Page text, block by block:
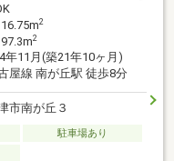
2
2
年11月(築21年10ヶ月)
屋線 南が丘駅 徒歩8分
市南が丘３
駐車場あり